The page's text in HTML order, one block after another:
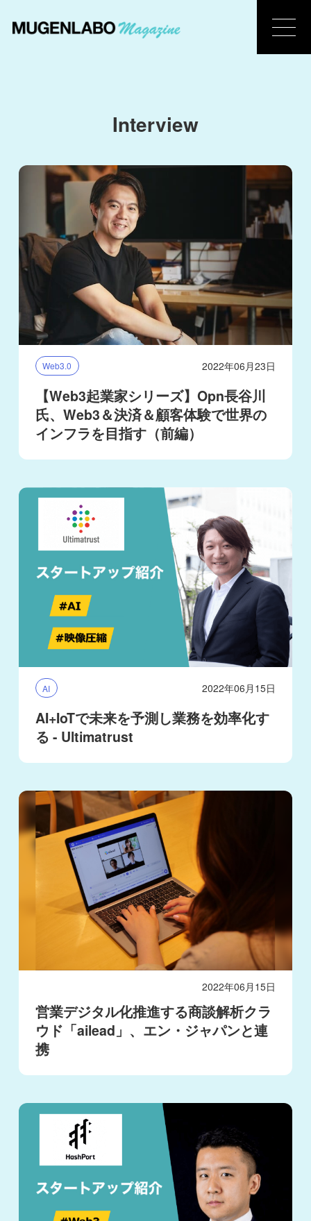
Interview
Web3.0 2022年06月23日
【Web3起業家シリーズ】Opn長谷川
氏、Web3＆決済＆顧客体験で世界の
インフラを目指す（前編）
AI 2022年06月15日
AI+IoTで未来を予測し業務を効率化す
る - Ultimatrust
2022年06月15日
営業デジタル化推進する商談解析クラ
ウド「ailead」、エン・ジャパンと連
携